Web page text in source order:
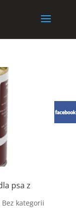
psa z
kategorii